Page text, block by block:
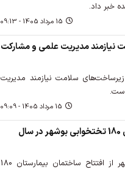
خبر داد.
15 مرداد 1405 - 09:13
نیازمند مدیریت علمی و مشارکت
سلامت نیازمند مدیریت
15 مرداد 1405 - 09:09
افتتاح ساختمان بیمارستان 180 تختخوابی بوشهر در سال
مدیرکل راه و شهرسازی بوشهر از افتتاح ساختمان بیمارستان 180